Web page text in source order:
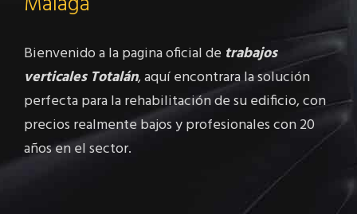
Bienvenido a la pagina oficial de trabajos
verticales Totalán, aquí encontrara la solución
perfecta para la rehabilitación de su edificio, con
precios realmente bajos y profesionales con 20
años en el sector.